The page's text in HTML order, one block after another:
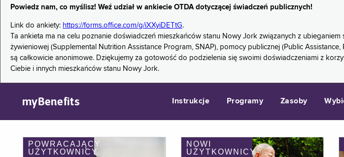
Powiedz nam, co myślisz! Weź udział w ankiecie OTDA dotyczącej świadczeń publicznych!
Link do ankiety: https://forms.office.com/g/iXXyiDETtG.
Ta ankieta ma na celu poznanie doświadczeń mieszkańców stanu Nowy Jork związanych z
żywieniowej (Supplemental Nutrition Assistance Program, SNAP), pomocy publicznej (Public
są całkowicie anonimowe. Dziękujemy za gotowość do podzielenia się swoimi doświadczeniami z
Ciebie i innych mieszkańców stanu Nowy Jork.
myBenefits Instrukcje Programy Zasoby
POWRACAJĄCY
UŻYTKOWNICY
NOWI
UŻYTKOWNICY